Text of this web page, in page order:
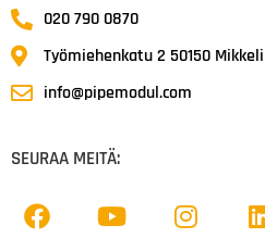
020 790 0870
Työmiehenkatu 2 50150 Mikkeli
info@pipemodul.com
SEURAA MEITÄ: